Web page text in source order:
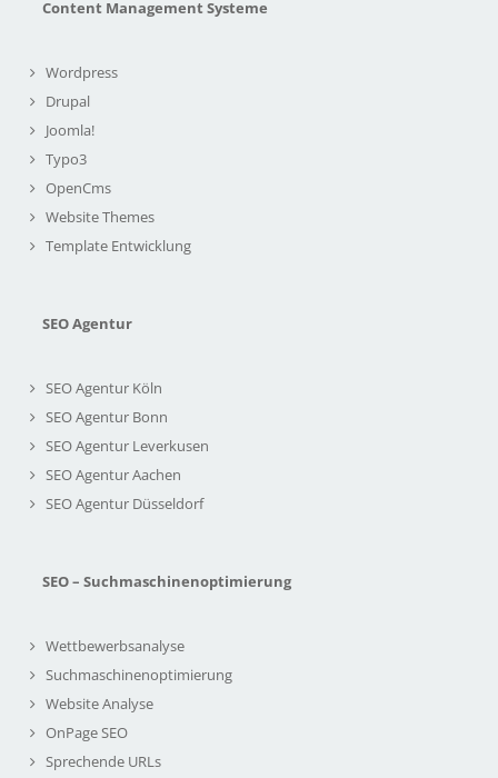
Content Management Systeme
Wordpress
Drupal
Joomla!
Typo3
OpenCms
Website Themes
Template Entwicklung
SEO Agentur
SEO Agentur Köln
SEO Agentur Bonn
SEO Agentur Leverkusen
SEO Agentur Aachen
SEO Agentur Düsseldorf
SEO – Suchmaschinenoptimierung
Wettbewerbsanalyse
Suchmaschinenoptimierung
Website Analyse
OnPage SEO
Sprechende URLs